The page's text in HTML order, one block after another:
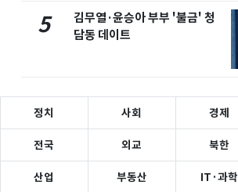
5
김무열·윤승아 부부 '불금' 청
담동 데이트
정치 사회 경제
전국 외교 북한
산업 부동산 IT·과학